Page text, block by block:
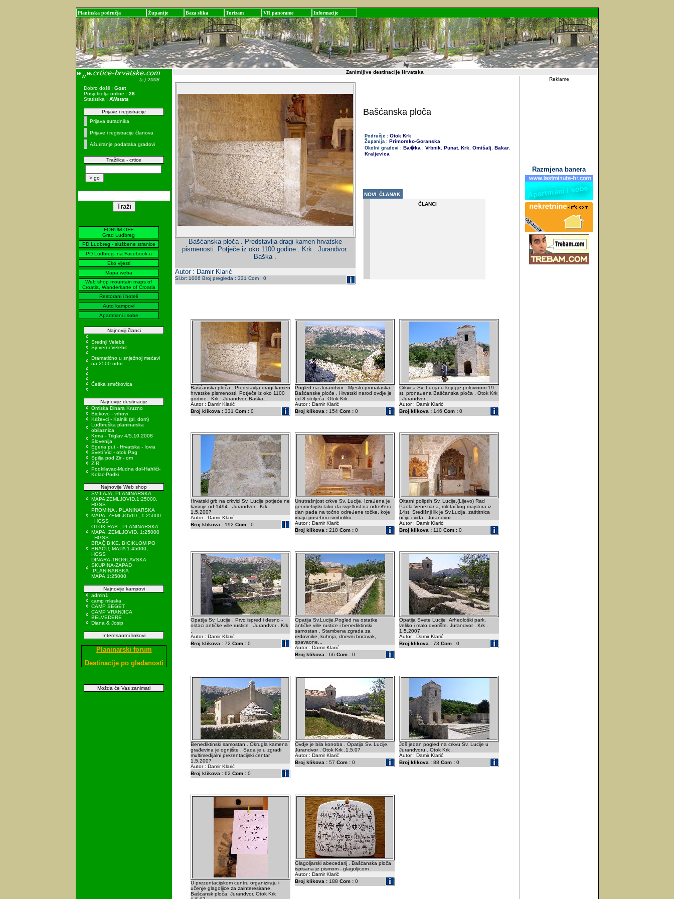
Planinska područja Županije Baza slika Turizam VR panorame Informacije
Dobro došli : Gost
Posjetitelja online : 26
Statistika : AWstats
Prijave i registracije
Prijava suradnika
Prijave i registracije članova
Ažuriranje podataka gradovi
Tražilica - crtice
FORUM OFF
Grad Ludbreg
PD Ludbreg - službene stranice
PD Ludbreg- na Facebook-u
Eko vijesti
Mapa weba
Web shop mountain maps of
Croatia, Wanderkarte of Croatia
Restorani i hoteli
Auto kampovi
Apartmani i sobe
Najnoviji članci
Srednji Velebit
Sjeverni Velebit
Dramatično u snježnoj mećavi
na 2500 ndm
Češka smrčkovica
Najnovije destinacije
Omiska Dinara Kruzno
Biokovo - vrhovi
Križevci - Kalnik (pl. dom)
Ludbreška planinarska
obilaznica
Krma - Triglav 4/5.10.2008
Slovenija
Egeria put - Hrvatska - Iovia
Sveti Vid - otok Pag
Spilja pod Zir - om
ZIR
Podkilavac-Mudna dol-Hahlići-
Kolac-Podki
Najnovije Web shop
SVILAJA, PLANINARSKA
MAPA ZEMLJOVID,1:25000,
HGSS
PROMINA , PLANINARSKA
MAPA, ZEMLJOVID , 1:25000
, HGSS
OTOK RAB , PLANINARSKA
MAPA, ZEMLJOVID, 1:25000
, HGSS
BRAČ BIKE, BICIKLOM PO
BRAČU, MAPA 1:45000,
HGSS
DINARA-TROGLAVSKA
SKUPINA-ZAPAD
,PLANINARSKA
MAPA,1:25000
Najnovije kampovi
admin1
camp mlaska
CAMP SEGET
CAMP VRANJICA
BELVEDERE
Diana & Josip
Interesantni linkovi
Planinarski forum
Destinacije po gledanosti
Možda će Vas zanimati
Zanimljive destinacije Hrvatska
Bašćanska ploča . Predstavlja dragi kamen hrvatske
pismenosti. Potječe iz oko 1100 godine . Krk . Jurandvor.
Baška .
Autor : Damir Klarić
Sl.br: 1006 Broj pregleda : 331 Com : 0
Bašćanska ploča
Područje : Otok Krk
Županija : Primorsko-Goranska
Okolni gradovi : Ba�ka , Vrbnik, Punat, Krk, Omišalj, Bakar,
Kraljevica
ČLANCI
Bašćanska ploča . Predstavlja dragi kamen
hrvatske pismenosti. Potječe iz oko 1100
godine . Krk . Jurandvor. Baška .
Autor : Damir Klarić
Broj klikova : 331 Com : 0
Pogled na Jurandvor . Mjesto pronalaska
Bašćanske ploče . Hrvatski narod ovdje je
od 8 stoljeća. Otok Krk .
Autor : Damir Klarić
Broj klikova : 154 Com : 0
Crkvica Sv. Lucija u kojoj je polovinom 19.
st. pronađena Bašćanska ploča . Otok Krk
. Jurandvor .
Autor : Damir Klarić
Broj klikova : 146 Com : 0
Hrvatski grb na crkvici Sv. Lucije potjeće ne
kasnije od 1494 . Jurandvor . Krk .
1.5.2007
Autor : Damir Klarić
Broj klikova : 192 Com : 0
Unutrašnjost crkve Sv. Lucije. Izrađena je
geometrijski tako da svjetlost na određeni
dan pada na točno određene točke, koje
imaju posebnu simboliku .
Autor : Damir Klarić
Broj klikova : 218 Com : 0
Oltarni poliptih Sv. Lucije.(Lijevo) Rad
Paola Veneziana, mletačkog majstora iz
14st. Središnji lik je Sv.Lucija, zaštitnica
očiju i vida . Jurandvor.
Autor : Damir Klarić
Broj klikova : 110 Com : 0
Opatija Sv. Lucije . Prvo ispred i desno -
ostaci antičke ville rustice . Jurandvor . Krk
Autor : Damir Klarić
Broj klikova : 72 Com : 0
Opatija Sv.Lucije.Pogled na ostatke
antičke ville rustice i benediktinski
samostan . Stambena zgrada za
redovnike, kuhnja, dnevni boravak,
spavaone...
Autor : Damir Klarić
Broj klikova : 66 Com : 0
Opatija Svete Lucije .Arheološki park,
veliko i malo dvorište. Jurandvor . Krk .
1.5.2007
Autor : Damir Klarić
Broj klikova : 73 Com : 0
Benediktinski samostan . Okrugla kamena
građevina je ognjište . Sada je u zgradi
multimedijalni prezentacijski centar .
1.5.2007
Autor : Damir Klarić
Broj klikova : 62 Com : 0
Ovdje je bila konoba . Opatija Sv. Lucije.
Jurandvor . Otok Krk .1.5.07
Autor : Damir Klarić
Broj klikova : 57 Com : 0
Još jedan pogled na crkvu Sv. Lucije u
Jurandvoru . Otok Krk .
Autor : Damir Klarić
Broj klikova : 88 Com : 0
U prezentacijskom centru organiziraju i
učenje glagoljice za zainteresirane.
Bašćansk ploča. Jurandvor. Otok Krk
Glagoljarski abecedarij . Bašćanska ploča
ispisana je pismom - glagoljicom .
Autor : Damir Klarić
Broj klikova : 188 Com : 0
Reklame
Razmjena banera